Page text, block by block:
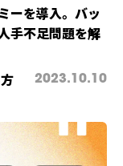
ーを導入。バッ
手不足問題を解
2023.10.10